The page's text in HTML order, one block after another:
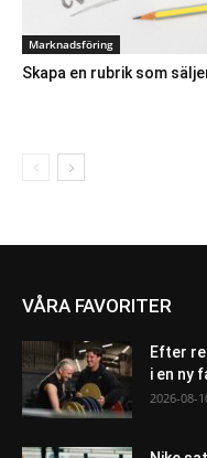
Marknadsföring
Skapa en rubrik som
VÅRA FAVORITER
Efter
i en ny
2026-08-